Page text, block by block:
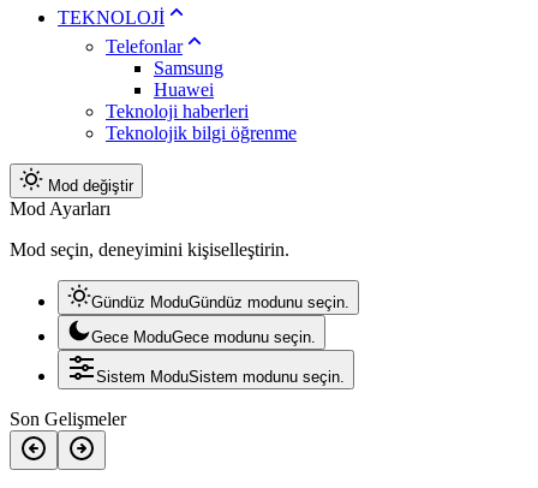
TEKNOLOJİ
Telefonlar
Samsung
Huawei
Teknoloji haberleri
Teknolojik bilgi öğrenme
Mod değiştir
Mod Ayarları
Mod seçin, deneyimini kişiselleştirin.
Gündüz ModuGündüz modunu seçin.
Gece ModuGece modunu seçin.
Sistem ModuSistem modunu seçin.
Son Gelişmeler